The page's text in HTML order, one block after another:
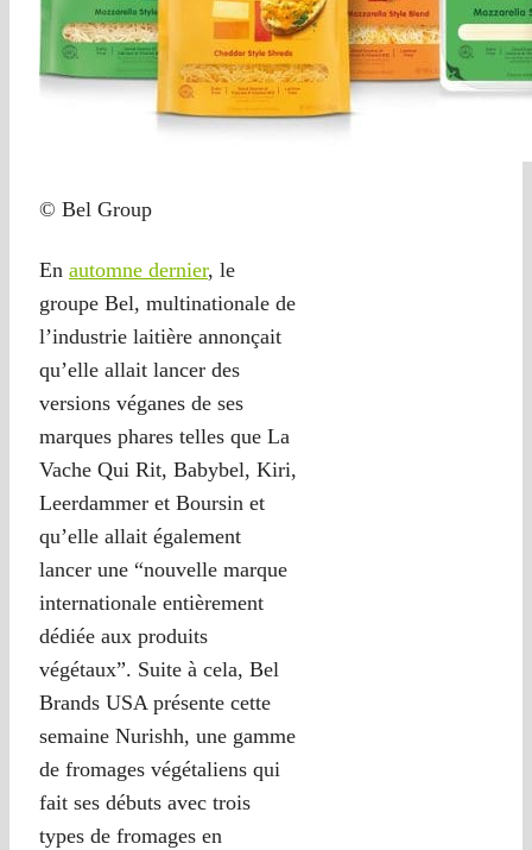
© Bel Group
En automne dernier, le
groupe Bel, multinationale de
l’industrie laitière annonçait
qu’elle allait lancer des
versions véganes de ses
marques phares telles que La
Vache Qui Rit, Babybel, Kiri,
Leerdammer et Boursin et
qu’elle allait également
lancer une “nouvelle marque
internationale entièrement
dédiée aux produits
végétaux”. Suite à cela, Bel
Brands USA présente cette
semaine Nurishh, une gamme
de fromages végétaliens qui
fait ses débuts avec trois
types de fromages en